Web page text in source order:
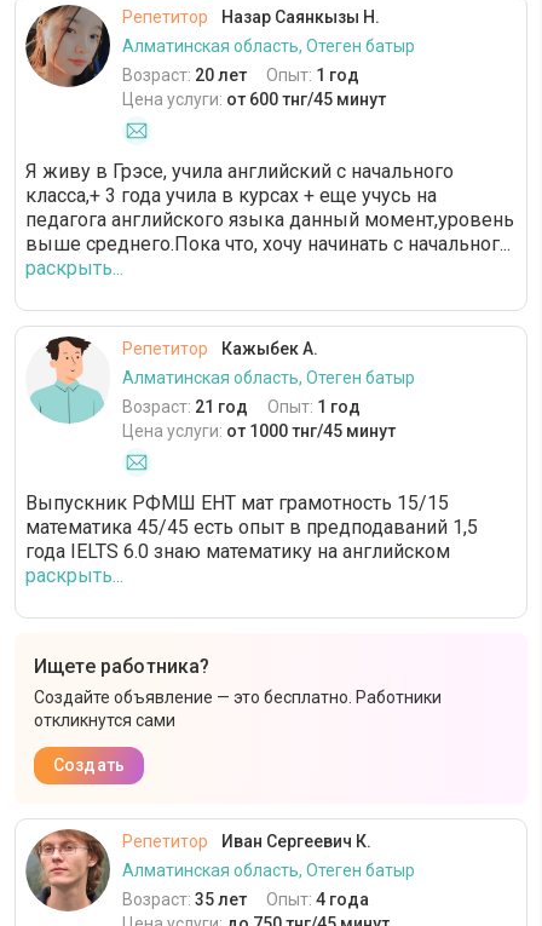
Репетитор
Назар Саянкызы Н.
Алматинская область, Отеген батыр
Возраст: 20 лет Опыт: 1 год
Цена услуги: от 600 тнг/45 минут
Я живу в Грэсе, учила английский с начального
класса,+ 3 года учила в курсах + еще учусь на
педагога английского языка данный момент,уровень
выше среднего.Пока что, хочу начинать с начальног...
раскрыть...
Репетитор
Кажыбек А.
Алматинская область, Отеген батыр
Возраст: 21 год Опыт: 1 год
Цена услуги: от 1000 тнг/45 минут
Выпускник РФМШ ЕНТ мат грамотность 15/15
математика 45/45 есть опыт в предподаваний 1,5
года IELTS 6.0 знаю математику на английском
раскрыть...
Ищете работника?
Создайте объявление — это бесплатно. Работники
откликнутся сами
Создать
Репетитор
Иван Сергеевич К.
Алматинская область, Отеген батыр
Возраст: 35 лет Опыт: 4 года